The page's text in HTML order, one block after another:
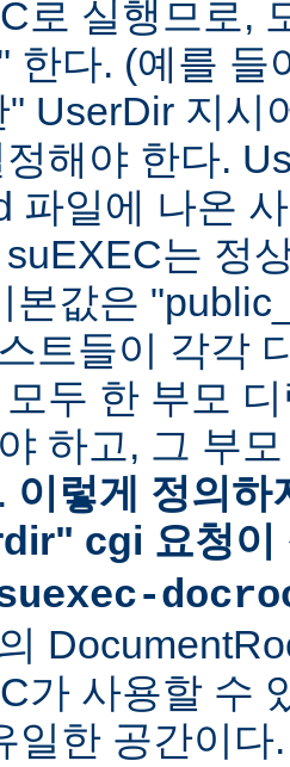
로 실행므로,
한다. (예를 들
" UserDir 지시
해야 한다.
파일에 나온
는 정
본값은
트들이 각각
두 한 부모
하고, 그 부
이렇게 정의하
cgi 요청이
가 사용할 수
일한 공간이